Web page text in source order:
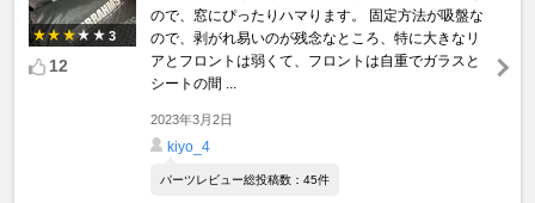
3
12
ので、窓にぴったりハマります。 固定方法が吸盤な
ので、剥がれ易いのが残念なところ、特に大きなリ
アとフロントは弱くて、フロントは自重でガラスと
シートの間 ...
2023年3月2日
kiyo_4
パーツレビュー総投稿数：45件